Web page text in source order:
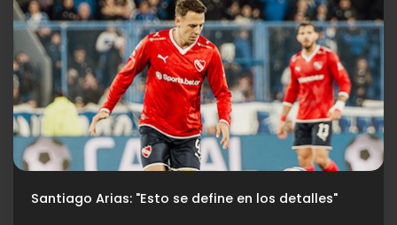
Santiago Arias: "Esto se define en los detalles"